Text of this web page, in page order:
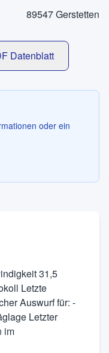
89547 Gerstetten
Datenblatt
oder ein
31,5
Letzte
Auswurf für: -
Letzter
im